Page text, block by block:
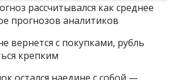
рассчитывался как среднее
прогнозов аналитиков
вернется с покупками, рубль
крепким